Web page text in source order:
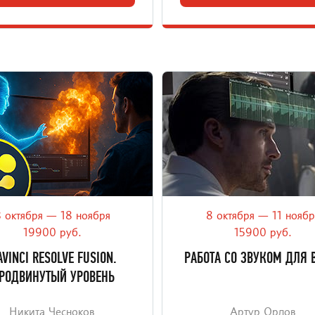
к спецэффектам: как
видео до уровня кино в
октября — 18 ноября
19900 руб.
RESOLVE FUSION.
УРОВЕНЬ
Онлайн-курс для
которые хотят
8 октября — 11
15900 руб.
РАБОТА СО ЗВУКОМ ДЛЯ